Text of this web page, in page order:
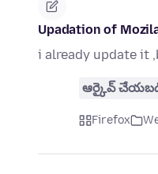
Upadation of
i already update it
ఆర్కైవ్
Firefox